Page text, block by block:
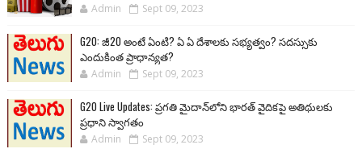
Admin Sept 09, 2023
G20: జీ20 అంటే ఏంటి? ఏ ఏ దేశాలకు సభ్యత్వం? సదస్సుకు
ఎందుకింత ప్రాధాన్యత?
Admin Sept 09, 2023
G20 Live Updates: ప్రగతి మైదాన్‌లోని భారత్ వైదికపై అతిథులకు
ప్రధాని స్వాగతం
Admin Sept 09, 2023